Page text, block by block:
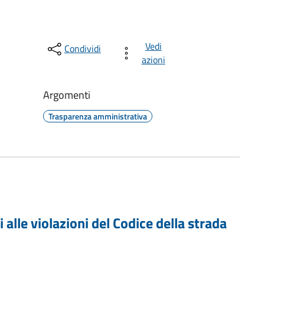
Condividi
Vedi
azioni
Argomenti
Trasparenza amministrativa
violazioni del Codice della strada